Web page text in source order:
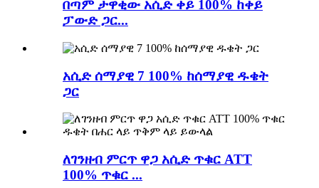
በጣም ታዋቂው አሲድ ቀይ 100% ከቀይ
ፓውድ ጋር...
አሲድ ሰማያዊ 7 100% ከሰማያዊ ዱቄት
ጋር
ለገንዘብ ምርጥ ዋጋ አሲድ ጥቁር ATT
100% ጥቁር ...